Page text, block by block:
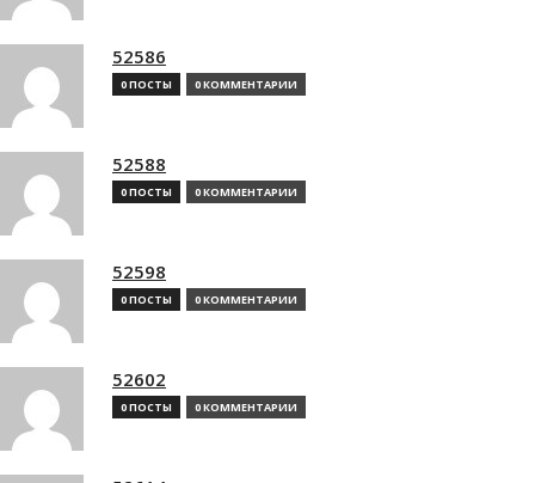
52586
0 ПОСТЫ 0 КОММЕНТАРИИ
52588
0 ПОСТЫ 0 КОММЕНТАРИИ
52598
0 ПОСТЫ 0 КОММЕНТАРИИ
52602
0 ПОСТЫ 0 КОММЕНТАРИИ